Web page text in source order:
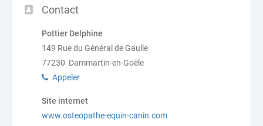
Contact
Pottier Delphine
149 Rue du Général de Gaulle
77230 Dammartin-en-Goële
Appeler
Site internet
www.osteopathe-equin-canin.com